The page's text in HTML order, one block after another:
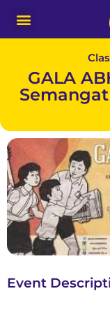
GALA
Event